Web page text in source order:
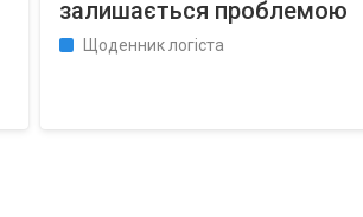
залишається проблемою
Щоденник логіста